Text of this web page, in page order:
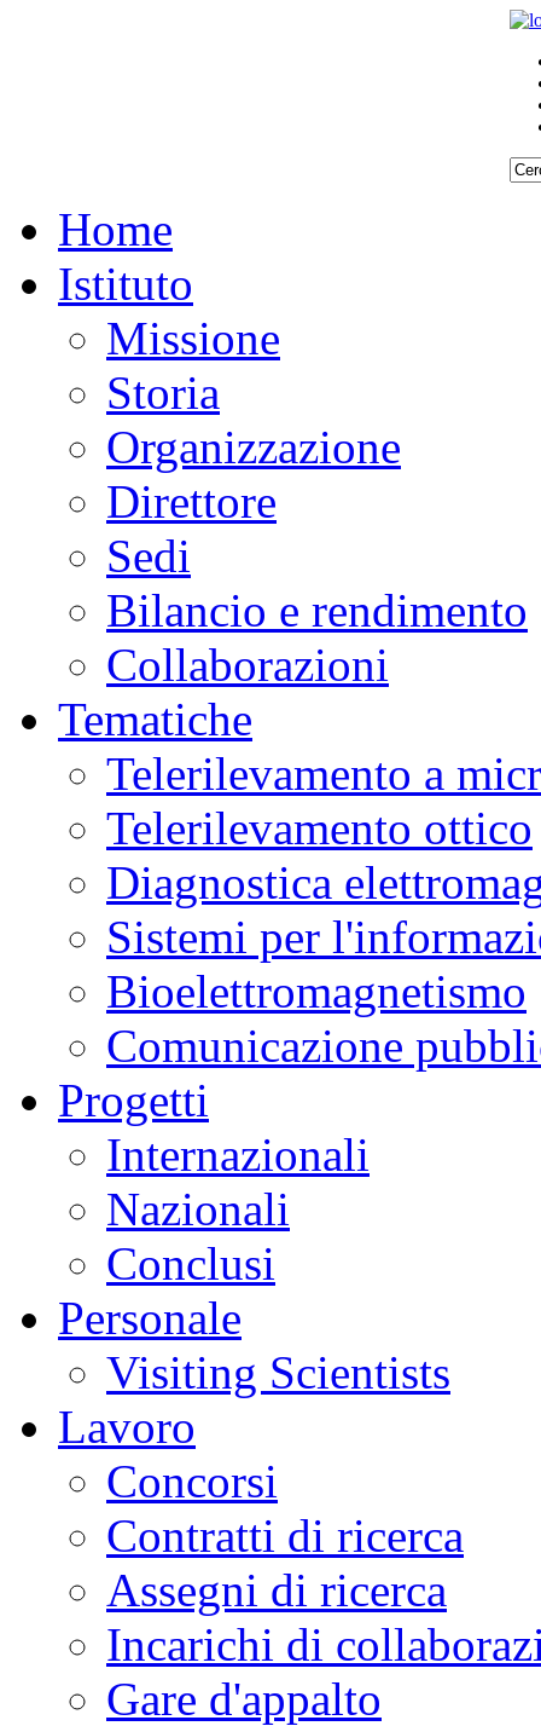
Home
Istituto
Missione
Storia
Organizzazione
Direttore
Sedi
Bilancio e rendimento
Collaborazioni
Tematiche
Telerilevamento a
Telerilevamento ottico
Diagnostica
Sistemi per
Bioelettromagnetismo
Comunicazione
Progetti
Internazionali
Nazionali
Conclusi
Personale
Visiting Scientists
Lavoro
Concorsi
Contratti di ricerca
Assegni di ricerca
Incarichi di
Gare d'appalto